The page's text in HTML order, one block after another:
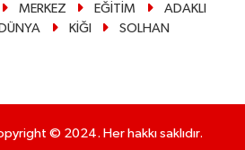
MERKEZ EĞİTİM
ADAKLI
DÜNYA KİĞI
SOLHAN
© 2024. Her hakkı saklıdır.